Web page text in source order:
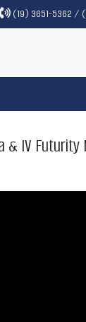
(19) 3651-5362 /
& IV Futurity